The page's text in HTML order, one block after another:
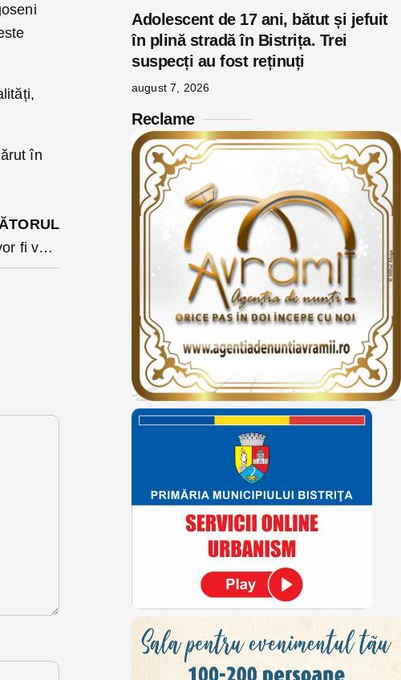
în
Dan Barna: toți participanții la Congresul USR vor fi vaccinați. Cum stau cu vaccinarea anti Covid delegații din BN
Adolescent de 17 ani, bătut și jefuit
în plină stradă în Bistrița. Trei
suspecți au fost reținuți
august 7, 2026
Reclame